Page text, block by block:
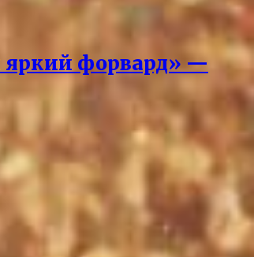
яркий форвард» —